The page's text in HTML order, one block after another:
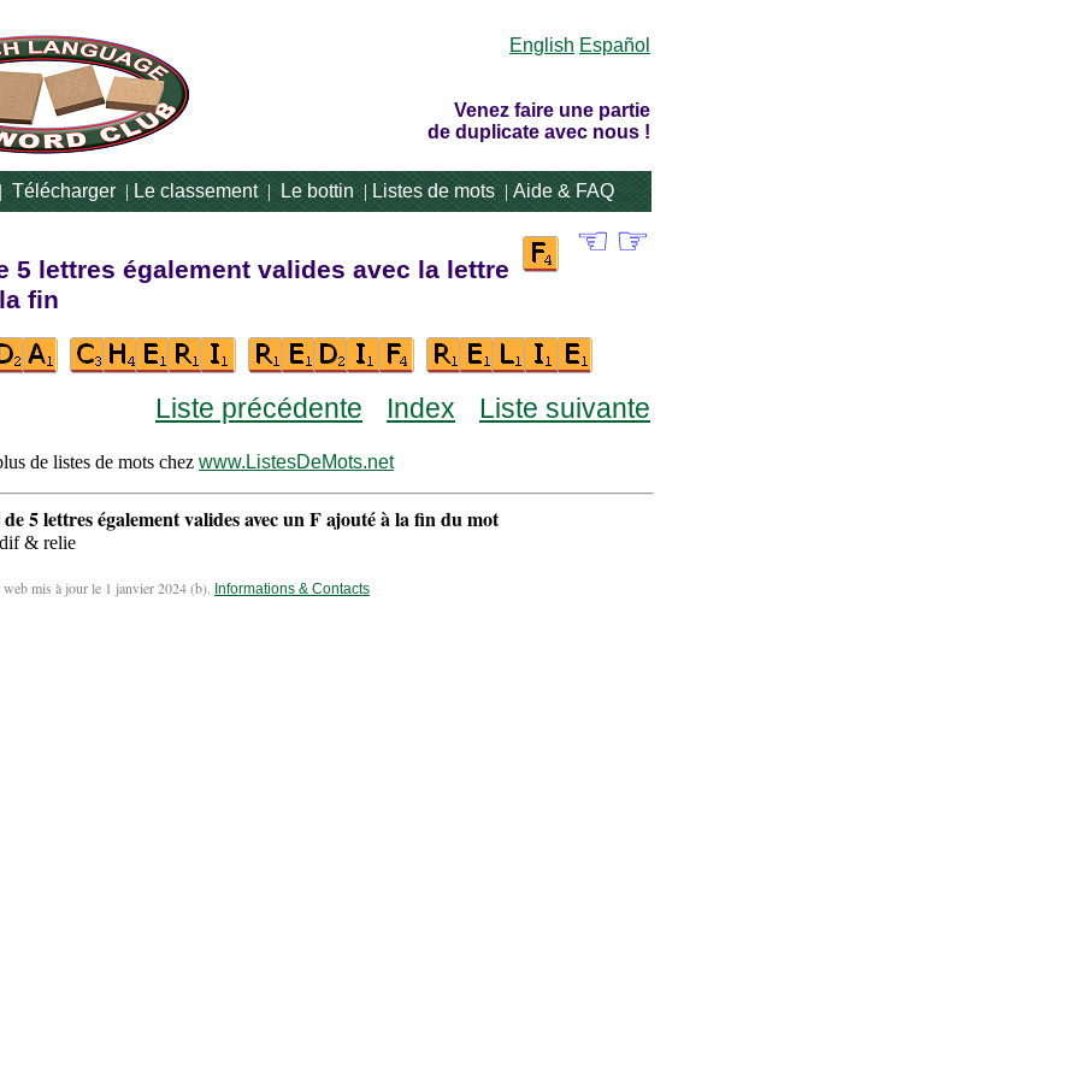
English Español
Venez faire une partie
de duplicate avec nous !
Télécharger|Le classement|Le bottin|Listes de mots|Aide & FAQ
5 lettres également valides avec la lettre
fin
☜ ☞
Liste précédente Index Liste suivante
de listes de mots chez www.ListesDeMots.net
5 lettres également valides avec un F ajouté à la fin du mot
& relie
mis à jour le 1 janvier 2024 (b). Informations & Contacts